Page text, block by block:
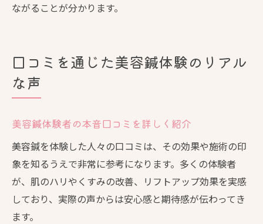
ながることが分かります。
口コミを通じた美容鍼体験のリアル
な声
美容鍼体験者の本音口コミを詳しく紹介
美容鍼を体験した人々の口コミは、その効果や施術の印
象を知るうえで非常に参考になります。多くの体験者
が、肌のハリやくすみの改善、リフトアップ効果を実感
しており、実際の声からは安心感と期待感が伝わってき
ます。